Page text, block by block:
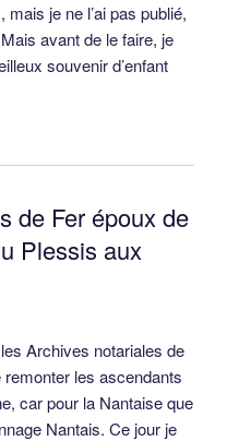
je ne l’ai pas publié,
avant de le faire, je
souvenir d’enfant
de Fer époux de
Plessis aux
Archives notariales de
remonter les ascendants
car pour la Nantaise que
Nantais. Ce jour je